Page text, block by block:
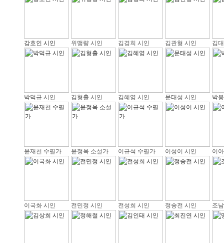
강호인 시인 위맹량 시인 김경희 시인 김관형 시인 김
박덕규 시인 김형출 시인 김혜영 시인 문태성 시인 박
윤재천 수필가 윤정옥 소설가 이규석 수필가 이성이 시인 이
이국화 시인 전민정 시인 전성희 시인 정송전 시인 조